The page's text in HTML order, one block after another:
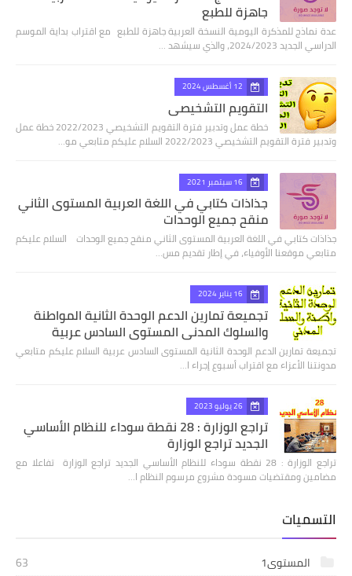
جاهزة للطبع
عدة نماذج للمذكرة اليومية النسخة العربية جاهزة للطبع مع اقتراب بداية الموسم
الدراسي الجديد 2024/2023، والذي سيشهد …
12 أغسطس 2024
التقويم التشخيصي
خطة عمل وتدبير فترة التقويم التشخيصي 2022/2023 خطة عمل
وتدبير فترة التقويم التشخيصي 2022/2023 السلام عليكم متابعي مو…
16 سبتمبر 2021
جذاذات كتابي في اللغة العربية المستوى الثاني
منقح جميع الوحدات
جذاذات كتابي في اللغة العربية المستوى الثاني منقح جميع الوحدات السلام عليكم
متابعي موقعنا الأوفياء، في إطار تقديم مس…
16 يناير 2024
تجميعة تمارين الدعم الوحدة الثانية المواطنة
والسلوك المدني المستوى السادس عربية
تجميعة تمارين الدعم الوحدة الثانية المستوى السادس عربية السلام عليكم متابعي
مدونتنا الأعزاء مع اقتراب أسبوع إجراء ا…
26 يوليو 2023
تراجع الوزارة : 28 نقطة سوداء للنظام الأساسي
الجديد تراجع الوزارة
تراجع الوزارة : 28 نقطة سوداء للنظام الأساسي الجديد تراجع الوزارة تفاعلا مع
مضامين ومقتضيات مسودة مشروع مرسوم النظام ا…
التسميات
المستوى1
63